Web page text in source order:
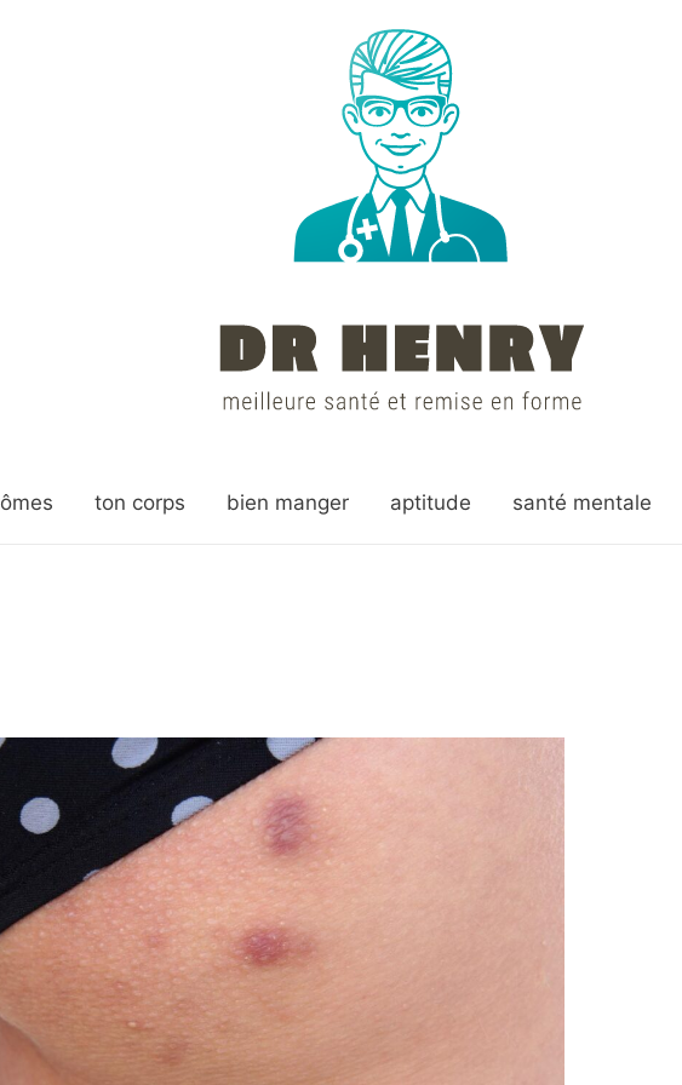
ton corps bien manger aptitude santé mentale